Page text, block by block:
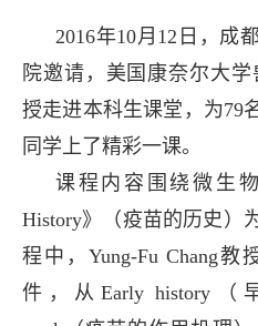
2016年10月 12 日，成
院邀请，美国康奈尔大
授走进本科生课堂，为79
同学上了精彩一课。
课程内容围绕微生
History》（疫苗的历史）
程中，Yung-Fu Chang
件，从Early history（